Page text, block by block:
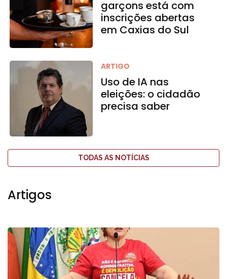
garçons está com
inscrições abertas
em Caxias do Sul
ARTIGO
Uso de IA nas
eleições: o cidadão
precisa saber
TODAS AS NOTÍCIAS
Artigos